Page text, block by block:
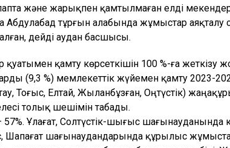
және жарықпен қамтылмаған елді
Абдулабад тұрғын алабында жұмыстар
дейді аудан басшысы.
қамту көрсеткішін 100 %-ға жеткізу
(9,3 %) мемлекеттік жүйемен қамту 2023-
Тоғыс, Елтай, Жыланбұзған, Оңтүстік)
толық шешімін табады.
Ұлағат, Солтүстік-шығыс
Шапағат шағынаудандарында құрылыс